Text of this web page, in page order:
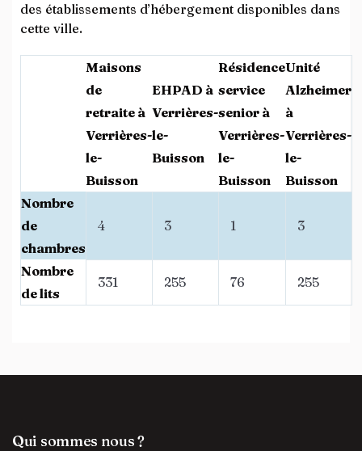
des établissements d’hébergement disponibles dans
cette ville.
Maisons
de
retraite à
Verrières-
le-
Buisson
EHPAD à
Verrières-
le-
Buisson
Résidence
service
senior à
Verrières-
le-
Buisson
Unité
Alzheimer
à
Verrières-
le-
Buisson
Nombre
de
chambres
4 3 1 3
Nombre
de lits
331 255 76 255
Qui sommes nous ?